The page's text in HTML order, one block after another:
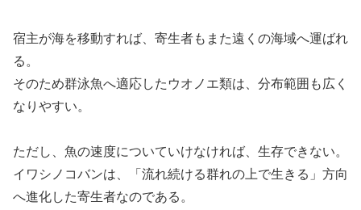
宿主が海を移動すれば、寄生者もまた遠くの海域へ運ばれ
る。
そのため群泳魚へ適応したウオノエ類は、分布範囲も広く
なりやすい。
ただし、魚の速度についていけなければ、生存できない。
イワシノコバンは、「流れ続ける群れの上で生きる」方向
へ進化した寄生者なのである。